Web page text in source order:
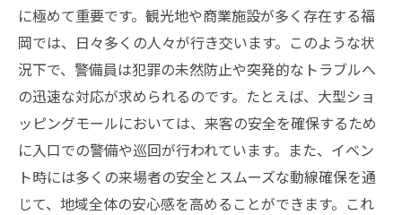
に極めて重要です。観光地や商業施設が多く存在する福
岡では、日々多くの人々が行き交います。このような状
況下で、警備員は犯罪の未然防止や突発的なトラブルへ
の迅速な対応が求められるのです。たとえば、大型ショ
ッピングモールにおいては、来客の安全を確保するため
に入口での警備や巡回が行われています。また、イベン
ト時には多くの来場者の安全とスムーズな動線確保を通
じて、地域全体の安心感を高めることができます。これ